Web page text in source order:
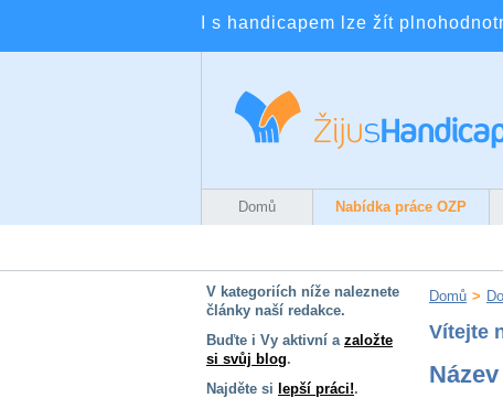
I s handicapem lze žít
Domů Nabídka práce OZP
V kategoriích níže naleznete
články naší redakce.
Buďte i Vy aktivní a založte
si svůj blog.
Najděte si lepší práci!.
Domů >
Vítejte